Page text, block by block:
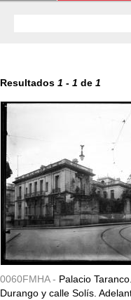
Resultados 1 - 1 de 1
0060FMHA - Palacio
Durango y calle Solís.